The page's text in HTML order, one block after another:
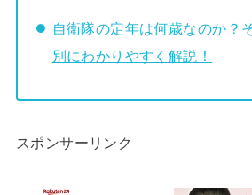
自衛隊の定年は何歳なのか？
別にわかりやすく解説！
スポンサーリンク